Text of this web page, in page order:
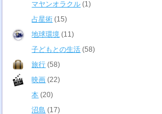
マヤンオラクル (1)
占星術 (15)
地球環境 (11)
子どもとの生活 (58)
旅行 (58)
映画 (22)
本 (20)
沼島 (17)